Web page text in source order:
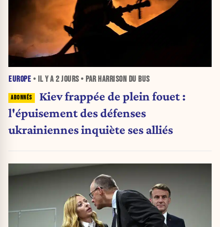
EUROPE • IL Y A 2 JOURS• PAR HARRISON DU BUS
Kiev frappée de plein fouet :
l'épuisement des défenses
ukrainiennes inquiète ses alliés